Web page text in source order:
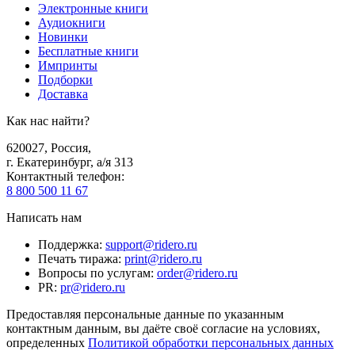
Электронные книги
Аудиокниги
Новинки
Бесплатные книги
Импринты
Подборки
Доставка
Как нас найти?
620027, Россия,
г. Екатеринбург, а/я 313
Контактный телефон:
8 800 500 11 67
Написать нам
Поддержка: support@ridero.ru
Печать тиража: print@ridero.ru
Вопросы по услугам: order@ridero.ru
PR: pr@ridero.ru
Предоставляя персональные данные по указанным
контактным данным, вы даёте своё согласие на условиях,
определенных Политикой обработки персональных данных